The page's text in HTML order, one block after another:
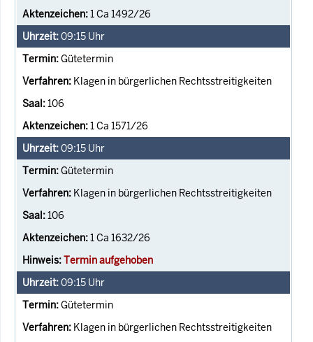
1 Ca 1492/26
09:15 Uhr
Gütetermin
Klagen in bürgerlichen Rechtsstreitigkeiten
106
1 Ca 1571/26
09:15 Uhr
Gütetermin
Klagen in bürgerlichen Rechtsstreitigkeiten
106
1 Ca 1632/26
Termin aufgehoben
09:15 Uhr
Gütetermin
Klagen in bürgerlichen Rechtsstreitigkeiten